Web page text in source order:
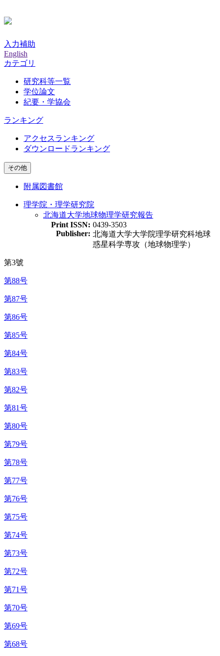
入力補助
English
カテゴリ
研究科等一覧
学位論文
紀要・学協会
ランキング
アクセスランキング
ダウンロードランキング
その他
附属図書館
理学院・理学研究院
北海道大学地球物理学研究報告
Print ISSN: 0439-3503
Publisher: 北海道大学大学院理学研究科地球
惑星科学専攻（地球物理学）
第3號
第88号
第87号
第86号
第85号
第84号
第83号
第82号
第81号
第80号
第79号
第78号
第77号
第76号
第75号
第74号
第73号
第72号
第71号
第70号
第69号
第68号